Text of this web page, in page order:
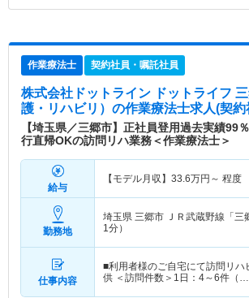
作業療法士 契約社員・嘱託社員
株式会社ドットライン ドットライフ
護・リハビリ） の作業療法士求人(契
【埼玉県／三郷市】正社員登用過去実績99
行直帰OKの訪問リハ業務＜作業療法士＞
給与
【モデル月収】 33.6万円～ 程度
勤務地
埼玉県 三郷市 ＪＲ武蔵野線「
1分）
仕事内容
■利用者様のご自宅にて訪問リハ
供 ＜訪問件数＞1日：4～6件（…